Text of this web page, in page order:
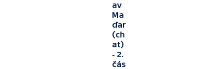
av
Ma
ďar
(ch
at)
- 2.
čás